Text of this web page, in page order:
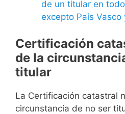
de un titular en
excepto País Vasco
Certificación
de la
titular
La Certificación catastral
circunstancia de no ser